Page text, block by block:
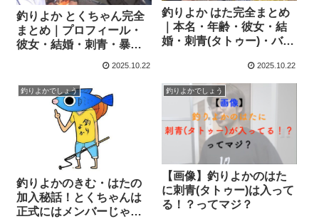
釣りよか とくちゃん完全
まとめ｜プロフィール・
彼女・結婚・刺青・暴走
2025.10.22
釣りよか はた完全まとめ
｜本名・年齢・彼女・結
婚・刺青(タトゥー)・バイ
2025.10.22
釣りよかでしょう
釣りよかのきむ・はたの
加入秘話！とくちゃんは
正式にはメンバーじゃな
釣りよかでしょう
【画像】釣りよかのはた
に刺青(タトゥー)は入って
る！？ってマジ？